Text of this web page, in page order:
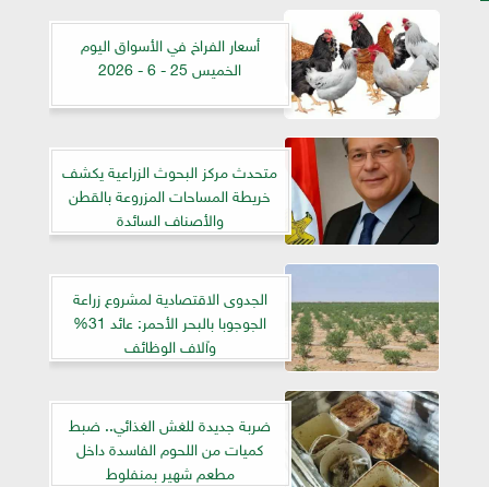
أسعار الفراخ في الأسواق اليوم
الخميس 25 - 6 - 2026
متحدث مركز البحوث الزراعية يكشف
خريطة المساحات المزروعة بالقطن
والأصناف السائدة
الجدوى الاقتصادية لمشروع زراعة
الجوجوبا بالبحر الأحمر: عائد 31%
وآلاف الوظائف
ضربة جديدة للغش الغذائي.. ضبط
كميات من اللحوم الفاسدة داخل
مطعم شهير بمنفلوط